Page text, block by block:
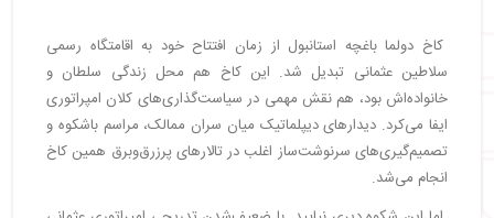
کاخ دولما باغچه استانبول از زمان افتتاح خود به اقامتگاه رسمی
سلاطین عثمانی تبدیل شد. این کاخ هم محل زندگی سلطان و
خانواده‌اش بود، هم نقش مهمی در سیاست‌گذاری‌های کلان امپراتوری
ایفا می‌کرد. دیدارهای دیپلماتیک میان سران ممالک، مراسم باشکوه و
تصمیم‌گیری‌های سرنوشت‌ساز اغلب در تالارهای پرزرق‌وبرق همین کاخ
انجام می‌شد.